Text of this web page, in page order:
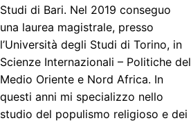
Studi di Bari. Nel 2019 conseguo
una laurea magistrale, presso
l’Università degli Studi di Torino, in
Scienze Internazionali – Politiche del
Medio Oriente e Nord Africa. In
questi anni mi specializzo nello
studio del populismo religioso e dei